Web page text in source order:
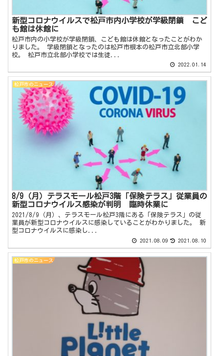
新型コロナウイルスで松戸市内小学校が学級閉鎖 こど
も館は休館に
松戸市内の小学校が学級閉鎖、こども館は休館となったことがわか
りました。 学級閉鎖となったのは松戸市根本の松戸市立北部小学
校。 松戸市立北部小学校では生徒...
2022.01.14
松戸市のニュース
8/9（月）テラスモール松戸3階「保険テラス」従業員の
新型コロナウイルス感染が判明 臨時休業に
2021/8/9（月）、テラスモール松戸3階にある「保険テラス」の従
業員が新型コロナウイルスに感染していることがわかりました。 新
型コロナウイルスに感染し...
2021.08.09 2021.08.10
松戸市のニュース